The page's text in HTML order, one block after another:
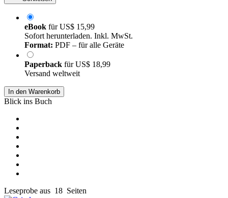
eBook fürUS$ 15,99
Sofort herunterladen. Inkl. MwSt.
Format: PDF – für alle Geräte
Paperback fürUS$ 18,99
Versand weltweit
In den Warenkorb
Blick ins Buch
Leseprobe aus 18 Seiten